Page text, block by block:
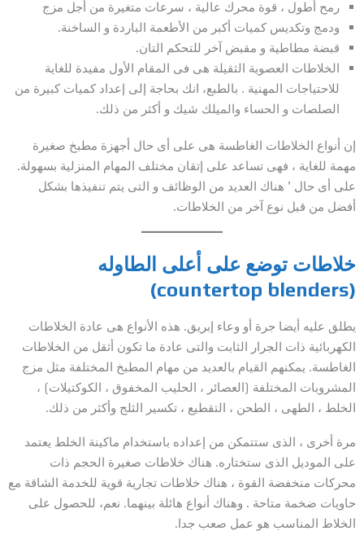
رمح أطول ، قوة محرك عالية ، سرعات متغيرة من أجل مزج
ودمج وتكديس كميات أكبر من الأطعمة الباردة و الساخنة.
قبضة مطاطية و مقبض آخر للتحكم التان.
الخلاطات العصوية الثقيلة هى فى المقام الأول مفيدة للغاية
للاحتياجات المهنية . بالطبع، انك بحاجة إلى إعداد كميات كبيرة من
الصلصات و الحساء والميلك شيك و أكثر من ذلك.
إن أنواع الخلاطات الغاطسة هى على أى حال أجهزة مطبخ صغيرة
مهمة للغاية ، فهى تساعد على إتقان مختلف المهام المنزلية بسهولة.
على أى حال ’ هناك العديد من الوظائف و التى يتم تنفيذها بشكل
أفضل من قبل نوع آخر من الخلاطات.
خلاطات توضع على أعلى الطاوله
(countertop blenders)
يطلق عليه أيضا جرة أو وعاء إبريق. هذه الأنواع هى عادة الخلاطات
الكهربائية ذات الجرار الثابت والتى عادة ما تكون أثقل من الخلاطات
الغاطسة. يمكنهم القيام بالعديد من مهام المطبخ المختلفة مثل مزج
المشروبات المختلفة (العصائر ، الحليب المخفوق ، الكوكتيلات) ،
الخلط ، الطهى ، الطحن ، التقطيع ، تكسير الثلج وأكثر من ذلك.
مرة أخرى ، الذى ستتمكن من إعداده باستخدام ماكينة الخلط يعتمد
على الموديل الذى ستختاره. هناك خلاطات صغيرة الحجم ذات
محركات منخفضة القوة ، هناك خلاطات تجارية قوية للخدمة الشاقة مع
حاويات ضخمة متاحة . وهناك أنواع هائلة بينهما. نعم، للحصول على
الخلاط المناسب هو عمل صعب جدا.